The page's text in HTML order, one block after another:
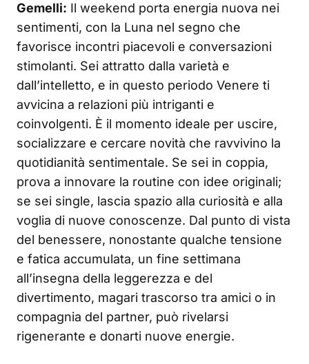
Gemelli: Il weekend porta energia nuova nei
sentimenti, con la Luna nel segno che
favorisce incontri piacevoli e conversazioni
stimolanti. Sei attratto dalla varietà e
dall’intelletto, e in questo periodo Venere ti
avvicina a relazioni più intriganti e
coinvolgenti. È il momento ideale per uscire,
socializzare e cercare novità che ravvivino la
quotidianità sentimentale. Se sei in coppia,
prova a innovare la routine con idee originali;
se sei single, lascia spazio alla curiosità e alla
voglia di nuove conoscenze. Dal punto di vista
del benessere, nonostante qualche tensione
e fatica accumulata, un fine settimana
all’insegna della leggerezza e del
divertimento, magari trascorso tra amici o in
compagnia del partner, può rivelarsi
rigenerante e donarti nuove energie.